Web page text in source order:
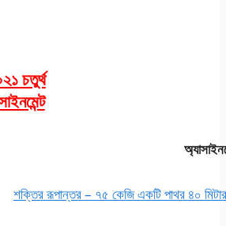
চতুর্থ
শক্তির রূপান্তর – ৭৫ কেজি একটি পাথর ৪০